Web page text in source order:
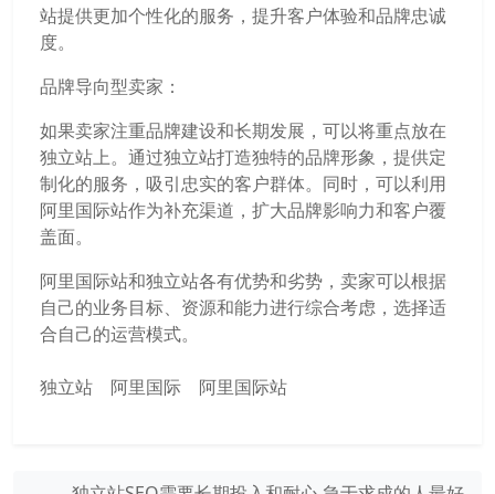
站提供更加个性化的服务，提升客户体验和品牌忠诚
度。
品牌导向型卖家：
如果卖家注重品牌建设和长期发展，可以将重点放在
独立站上。通过独立站打造独特的品牌形象，提供定
制化的服务，吸引忠实的客户群体。同时，可以利用
阿里国际站作为补充渠道，扩大品牌影响力和客户覆
盖面。
阿里国际站和独立站各有优势和劣势，卖家可以根据
自己的业务目标、资源和能力进行综合考虑，选择适
合自己的运营模式。
独立站 阿里国际 阿里国际站